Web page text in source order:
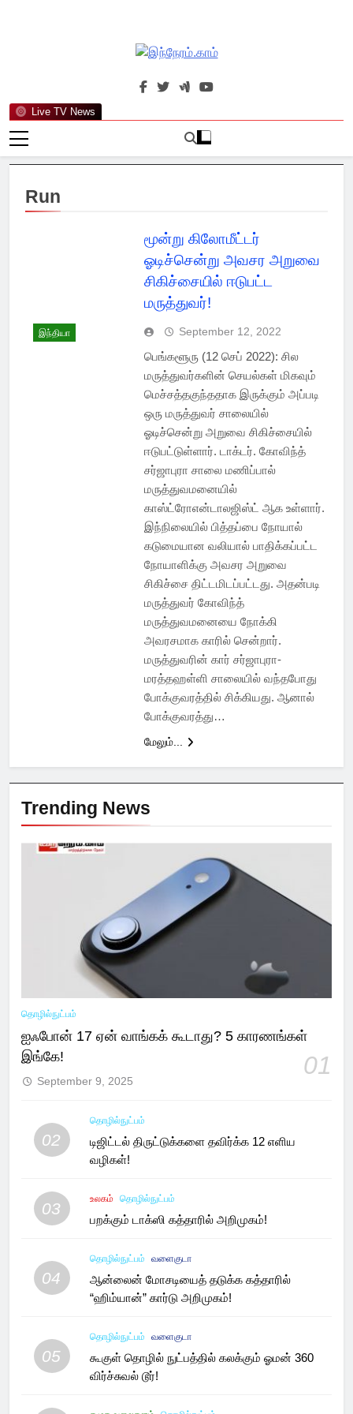
Live TV News
இந்நேரம்.காம்
செய்திகளுக்கு அப்பால்…
Run
இந்தியா
மூன்று கிலோமீட்டர்
ஓடிச்சென்று அவசர அறுவை
சிகிச்சையில் ஈடுபட்ட
மருத்துவர்!
September 12, 2022
பெங்களூரு (12 செப் 2022): சில
மருத்துவர்களின் செயல்கள் மிகவும்
மெச்சத்தகுந்ததாக இருக்கும் அப்படி
ஒரு மருத்துவர் சாலையில்
ஓடிச்சென்று அறுவை சிகிச்சையில்
ஈடுபட்டுள்ளார். டாக்டர். கோவிந்த்
சர்ஜாபுரா சாலை மணிப்பால்
மருத்துவமனையில்
காஸ்ட்ரோஎன்டாலஜிஸ்ட் ஆக உள்ளார்.
இந்நிலையில் பித்தப்பை நோயால்
கடுமையான வலியால் பாதிக்கப்பட்ட
நோயாளிக்கு அவசர அறுவை
சிகிச்சை திட்டமிடப்பட்டது. அதன்படி
மருத்துவர் கோவிந்த்
மருத்துவமனையை நோக்கி
அவரசமாக காரில் சென்றார்.
மருத்துவரின் கார் சர்ஜாபுரா-
மரத்தஹள்ளி சாலையில் வந்தபோது
போக்குவரத்தில் சிக்கியது. ஆனால்
போக்குவரத்து…
மேலும்...
Trending News
தொழில்நுட்பம்
ஐஃபோன் 17 ஏன் வாங்கக் கூடாது? 5 காரணங்கள்
இங்கே!
01
September 9, 2025
02
தொழில்நுட்பம்
டிஜிட்டல் திருட்டுக்களை தவிர்க்க 12 எளிய
வழிகள்!
03
உலகம் தொழில்நுட்பம்
பறக்கும் டாக்ஸி கத்தாரில் அறிமுகம்!
04
தொழில்நுட்பம் வளைகுடா
ஆன்லைன் மோசடியைத் தடுக்க கத்தாரில்
“ஹிம்யான்” கார்டு அறிமுகம்!
05
தொழில்நுட்பம் வளைகுடா
கூகுள் தொழில் நுட்பத்தில் கலக்கும் ஓமன் 360
விர்ச்சுவல் டூர்!